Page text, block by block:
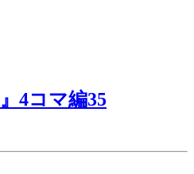
4コマ編35